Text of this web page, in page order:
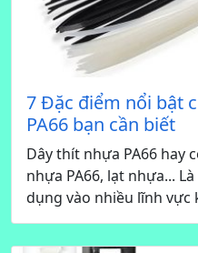
7 Đặc điểm nổi bật
PA66 bạn cần biết
Dây thít nhựa PA66 hay
nhựa PA66, lạt nhựa...
dụng vào nhiều lĩnh vực